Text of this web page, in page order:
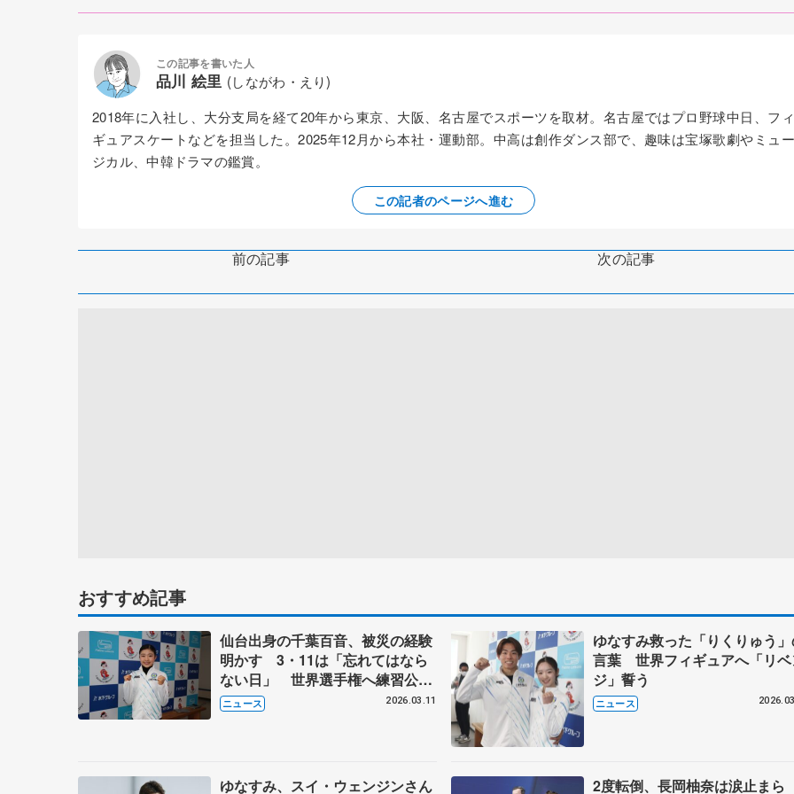
この記事を書いた人
品川 絵里 (しながわ・えり)
2018年に入社し、大分支局を経て20年から東京、大阪、名古屋でスポーツを取材。名古屋ではプロ野球中日、フ
ギュアスケートなどを担当した。2025年12月から本社・運動部。中高は創作ダンス部で、趣味は宝塚歌劇やミュ
ジカル、中韓ドラマの鑑賞。
この記者のページへ進む
前の記事 次の記事
おすすめ記事
仙台出身の千葉百音、被災の経験
明かす 3・11は「忘れてはなら
ない日」 世界選手権へ練習公
開、ゆなすみも
ニュース 2026.03.11
ゆなすみ救った「りくりゅう
言葉 世界フィギュアへ「リベ
ジ」誓う
ニュース
ゆなすみ、スイ・ウェンジンさん 2度転倒、長岡柚奈は涙止まら